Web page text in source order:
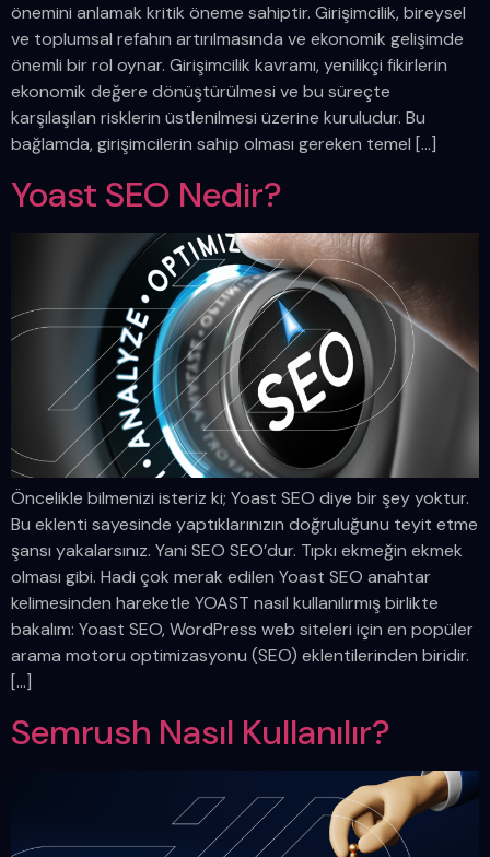
önemini anlamak kritik öneme sahiptir. Girişimcilik, bireysel
ve toplumsal refahın artırılmasında ve ekonomik gelişimde
önemli bir rol oynar. Girişimcilik kavramı, yenilikçi fikirlerin
ekonomik değere dönüştürülmesi ve bu süreçte
karşılaşılan risklerin üstlenilmesi üzerine kuruludur. Bu
bağlamda, girişimcilerin sahip olması gereken temel […]
Yoast SEO Nedir?
Öncelikle bilmenizi isteriz ki; Yoast SEO diye bir şey yoktur.
Bu eklenti sayesinde yaptıklarınızın doğruluğunu teyit etme
şansı yakalarsınız. Yani SEO SEO’dur. Tıpkı ekmeğin ekmek
olması gibi. Hadi çok merak edilen Yoast SEO anahtar
kelimesinden hareketle YOAST nasıl kullanılırmış birlikte
bakalım: Yoast SEO, WordPress web siteleri için en popüler
arama motoru optimizasyonu (SEO) eklentilerinden biridir.
[…]
Semrush Nasıl Kullanılır?